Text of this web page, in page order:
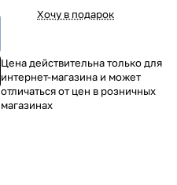
Хочу в подарок
Цена действительна только для
интернет-магазина и может
отличаться от цен в розничных
магазинах